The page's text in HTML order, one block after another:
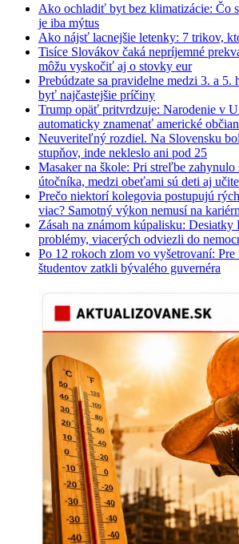
Ako ochladiť byt bez klimatizácie: Čo
je iba mýtus
Ako nájsť lacnejšie letenky: 7 trikov,
Tisíce Slovákov čaká nepríjemné
môžu vyskočiť aj o stovky eur
Prebúdzate sa pravidelne medzi 3. a 5.
byť najčastejšie príčiny
Trump opäť pritvrdzuje: Narodenie v
automaticky znamenať americké
Neuveriteľný rozdiel. Na Slovensku
stupňov, inde nekleslo ani pod 25
Masaker na škole: Pri streľbe
útočníka, medzi obeťami sú deti aj
Prečo niektorí kolegovia postupujú
viac? Samotný výkon nemusí na
Zásah na známom kúpalisku:
problémy, viacerých odviezli do
Po 12 rokoch zlom vo vyšetrovaní: Pre
študentov zatkli bývalého guvernéra